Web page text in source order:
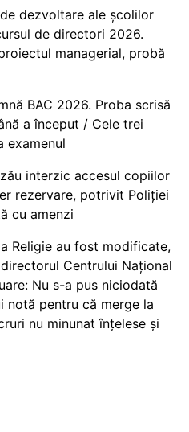
dezvoltare ale școlilor
de directori 2026.
managerial, probă
BAC 2026. Proba scrisă
a început / Cele trei
examenul
interzic accesul copiilor
rezervare, potrivit Poliției
cu amenzi
Religie au fost modificate,
Centrului Național
Nu s-a pus niciodată
notă pentru că merge la
nu minunat înțelese și